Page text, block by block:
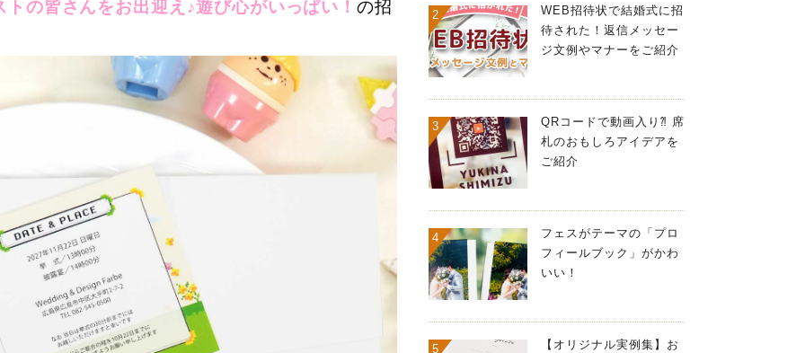
の皆さんをお出迎え♪遊び心がいっぱい！の招
WEB招待状で結婚式に招
待された！返信メッセー
ジ文例やマナーをご紹介
QRコードで動画入り⁈ 席
札のおもしろアイデアを
ご紹介
フェスがテーマの「プロ
フィールブック」がかわ
いい！
【オリジナル実例集】お